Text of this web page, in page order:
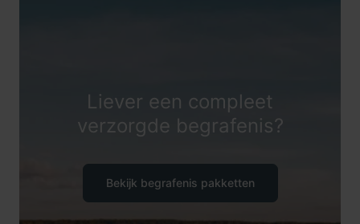
Liever een compleet
verzorgde begrafenis?
Bekijk begrafenis pakketten